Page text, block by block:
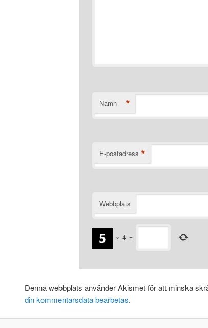
Namn *
E-postadress *
Webbplats
× 4 =
Denna webbplats använder Akismet för att minska
din kommentarsdata bearbetas.